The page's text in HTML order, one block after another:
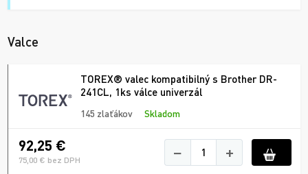
Valce
TOREX® valec kompatibilný s Brother DR-
241CL, 1ks válce univerzál
145 zlaťákov Skladom
92,25 €
75,00 € bez DPH − +